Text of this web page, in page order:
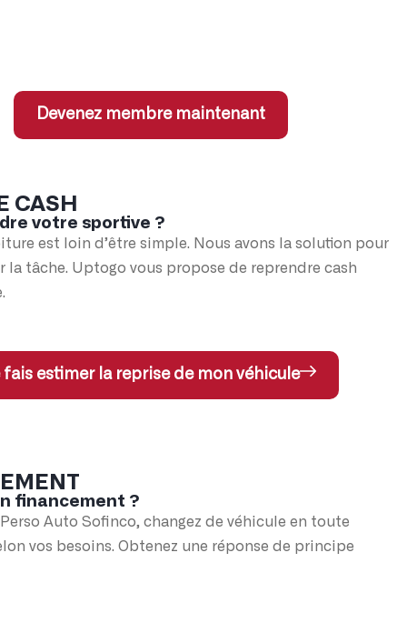
Devenez membre maintenant
CASH
votre sportive ?
est loin d’être simple. Nous avons la solution pour
la tâche. Uptogo vous propose de reprendre cash
fais estimer la reprise de mon véhicule
financement ?
Auto Sofinco, changez de véhicule en toute
vos besoins. Obtenez une réponse de principe